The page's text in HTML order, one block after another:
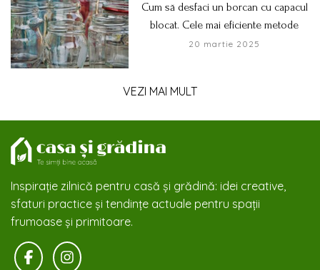
Cum să desfaci un borcan cu capacul
blocat. Cele mai eficiente metode
20 martie 2025
VEZI MAI MULT
Inspirație zilnică pentru casă și grădină: idei creative,
sfaturi practice și tendințe actuale pentru spații
frumoase și primitoare.